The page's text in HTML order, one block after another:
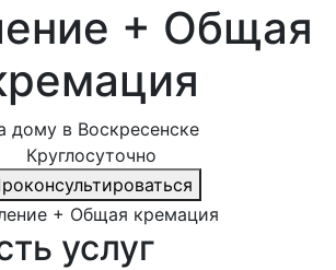
+ Общая
дому в Воскресенске
Круглосуточно
+ Общая кремация
услуг